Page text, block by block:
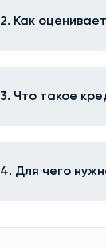
2. Как
3. Что такое
4. Для чего